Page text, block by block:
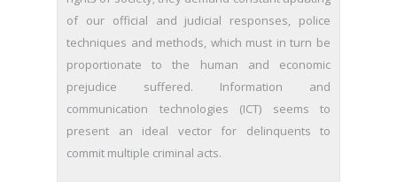
of our official and judicial responses, police
techniques and methods, which must in turn be
proportionate to the human and economic
prejudice suffered. Information and
communication technologies (ICT) seems to
present an ideal vector for delinquents to
commit multiple criminal acts.